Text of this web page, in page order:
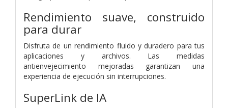
Rendimiento suave, construido
para durar
Disfruta de un rendimiento fluido y duradero para tus
aplicaciones y archivos. Las medidas
antienvejecimiento mejoradas garantizan una
experiencia de ejecución sin interrupciones.
SuperLink de IA